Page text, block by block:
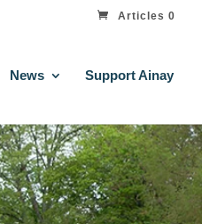
Articles 0
News Support Ainay